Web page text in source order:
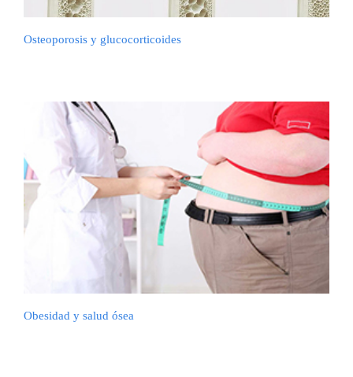
Osteoporosis y glucocorticoides
Obesidad y salud ósea